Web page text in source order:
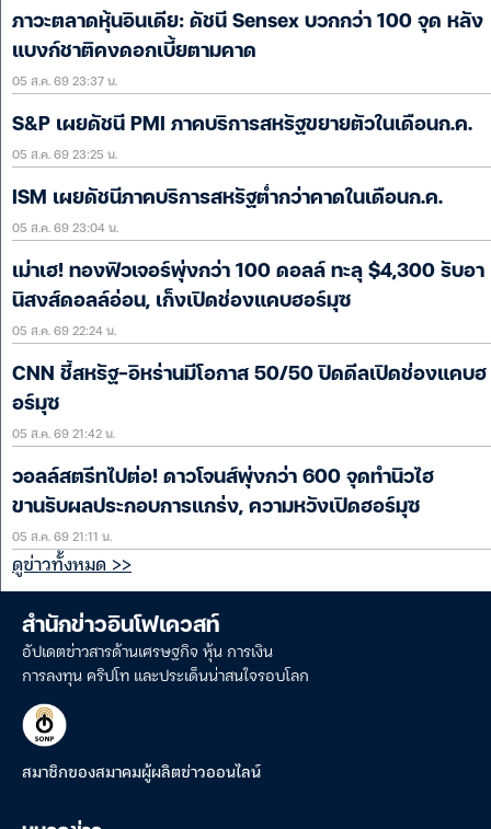
ภาวะตลาดหุ้นอินเดีย: ดัชนี Sensex บวกกว่า 100 จุด หลัง
แบงก์ชาติคงดอกเบี้ยตามคาด
05 ส.ค. 69 23:37 น.
S&P เผยดัชนี PMI ภาคบริการสหรัฐขยายตัวในเดือนก.ค.
05 ส.ค. 69 23:25 น.
ISM เผยดัชนีภาคบริการสหรัฐต่ำกว่าคาดในเดือนก.ค.
05 ส.ค. 69 23:04 น.
เม่าเฮ! ทองฟิวเจอร์พุ่งกว่า 100 ดอลล์ ทะลุ $4,300 รับอา
นิสงส์ดอลล์อ่อน, เก็งเปิดช่องแคบฮอร์มุซ
05 ส.ค. 69 22:24 น.
CNN ชี้สหรัฐ-อิหร่านมีโอกาส 50/50 ปิดดีลเปิดช่องแคบฮ
อร์มุซ
05 ส.ค. 69 21:42 น.
วอลล์สตรีทไปต่อ! ดาวโจนส์พุ่งกว่า 600 จุดทำนิวไฮ
ขานรับผลประกอบการแกร่ง, ความหวังเปิดฮอร์มุซ
05 ส.ค. 69 21:11 น.
ดูข่าวทั้งหมด >>
สำนักข่าวอินโฟเควสท์
อัปเดตข่าวสารด้านเศรษฐกิจ หุ้น การเงิน
การลงทุน คริปโท และประเด็นน่าสนใจรอบโลก
สมาชิกของสมาคมผู้ผลิตข่าวออนไลน์